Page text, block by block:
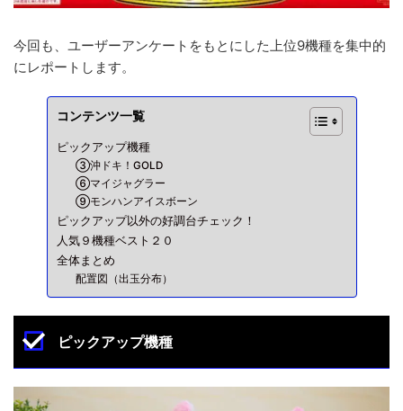
今回も、ユーザーアンケートをもとにした上位9機種を集中的
にレポートします。
コンテンツ一覧
ピックアップ機種
③沖ドキ！GOLD
⑥マイジャグラー
⑨モンハンアイスボーン
ピックアップ以外の好調台チェック！
人気９機種ベスト２０
全体まとめ
配置図（出玉分布）
ピックアップ機種